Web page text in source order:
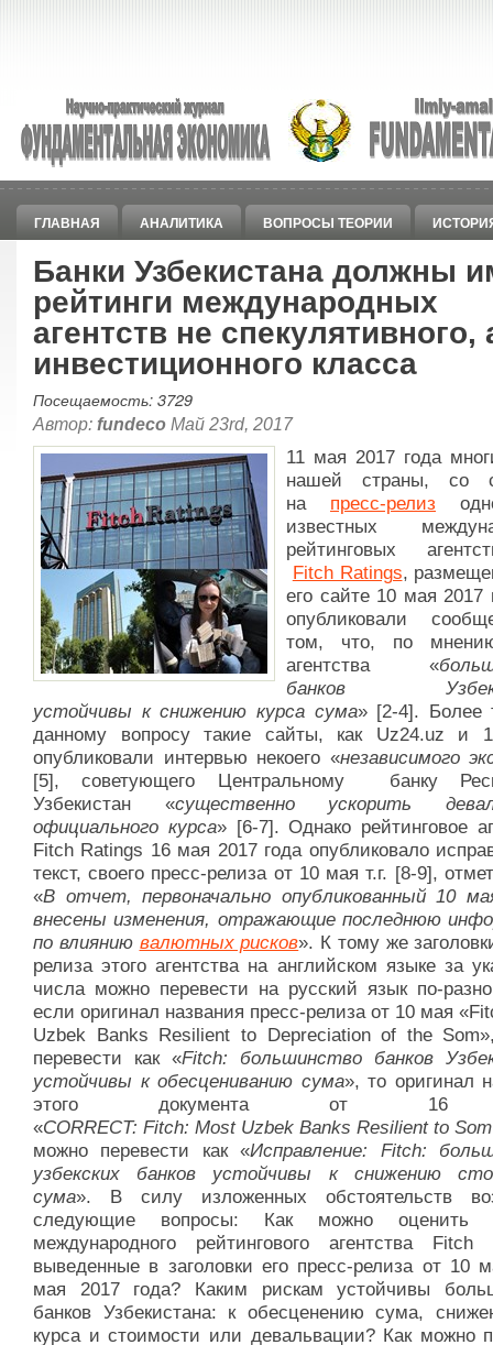
ГЛАВНАЯ АНАЛИТИКА ВОПРОСЫ ТЕОРИИ
Банки Узбекистана должны
рейтинги международных
агентств не спекулятивного,
инвестиционного класса
Посещаемость: 3729
Автор: fundeco Май 23rd, 2017
11 мая 2017 года
нашей страны, со
на пресс-релиз
известных
рейтинговых
Fitch Ratings,
его сайте 10 мая 2017
опубликовали
том, что, по
агентства «
банков
устойчивы к снижению курса сума» [2-4]. Более
данному вопросу такие сайты, как Uz24.uz и
опубликовали интервью некоего «независимого
[5], советующего Центральному банку
Узбекистан «существенно ускорить
официального курса» [6-7]. Однако рейтинговое
Fitch Ratings 16 мая 2017 года опубликовало
текст, своего пресс-релиза от 10 мая т.г. [8-9],
«В отчет, первоначально опубликованный 10
внесены изменения, отражающие последнюю
по влиянию валютных рисков». К тому же
релиза этого агентства на английском языке за
числа можно перевести на русский язык по-
если оригинал названия пресс-релиза от 10 мая
Uzbek Banks Resilient to Depreciation of the
перевести как «Fitch: большинство банков
устойчивы к обесцениванию сума», то оригинал
этого документа от 16
«CORRECT: Fitch: Most Uzbek Banks Resilient to
можно перевести как «Исправление: Fitch:
узбекских банков устойчивы к снижению
сума». В силу изложенных обстоятельств
следующие вопросы: Как можно оценить
международного рейтингового агентства Fitch
выведенные в заголовки его пресс-релиза от 10
мая 2017 года? Каким рискам устойчивы
банков Узбекистана: к обесценению сума,
курса и стоимости или девальвации? Как можно